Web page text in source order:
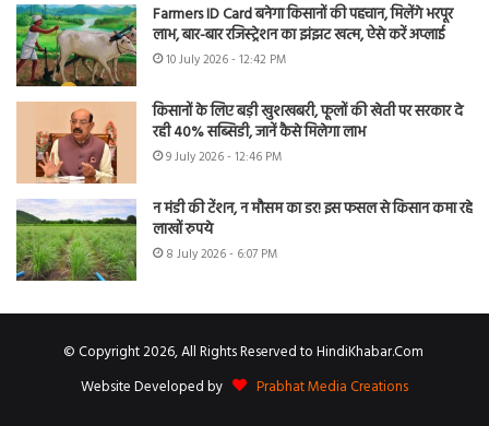
Farmers ID Card बनेगा किसानों की पहचान, मिलेंगे भरपूर
लाभ, बार-बार रजिस्ट्रेशन का झंझट खत्म, ऐसे करें अप्लाई
10 July 2026 - 12:42 PM
किसानों के लिए बड़ी खुशखबरी, फूलों की खेती पर सरकार दे
रही 40% सब्सिडी, जानें कैसे मिलेगा लाभ
9 July 2026 - 12:46 PM
न मंडी की टेंशन, न मौसम का डर! इस फसल से किसान कमा रहे
लाखों रुपये
8 July 2026 - 6:07 PM
© Copyright 2026, All Rights Reserved to HindiKhabar.Com
Website Developed by
Prabhat Media Creations